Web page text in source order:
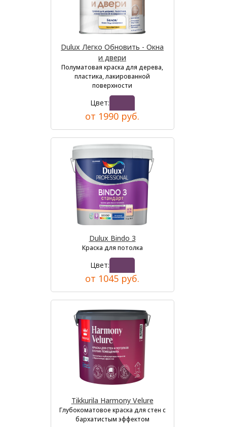
Dulux Легко Обновить - Окна
и двери
Полуматовая краска для дерева,
пластика, лакированной
поверхности
Цвет:
от 1990 руб.
Dulux Bindo 3
Краска для потолка
Цвет:
от 1045 руб.
Tikkurila Harmony Velure
Глубокоматовое краска для стен с
бархатистым эффектом